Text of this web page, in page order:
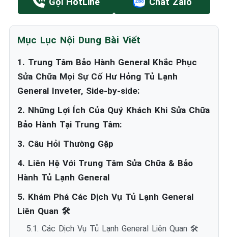
Mục Lục Nội Dung Bài Viết
1. Trung Tâm Bảo Hành General Khắc Phục
Sửa Chữa Mọi Sự Cố Hư Hỏng Tủ Lạnh
General Inveter, Side-by-side:
2. Những Lợi Ích Của Quý Khách Khi Sửa Chữa
Bảo Hành Tại Trung Tâm:
3. Câu Hỏi Thường Gặp
4. Liên Hệ Với Trung Tâm Sửa Chữa & Bảo
Hành Tủ Lạnh General
5. Khám Phá Các Dịch Vụ Tủ Lạnh General
Liên Quan 🛠️
5.1. Các Dịch Vụ Tủ Lạnh General Liên Quan 🛠️